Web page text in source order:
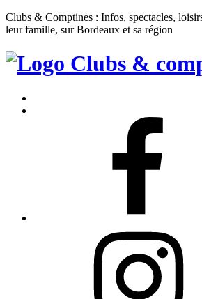
Clubs & Comptines : Infos, spectacles,
leur famille, sur Bordeaux et sa région
Clubs
Comptines